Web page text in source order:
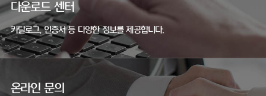
다운로드 센터
카탈로그, 인증서 등 다양한 정보를 제공합니다.
온라인 문의